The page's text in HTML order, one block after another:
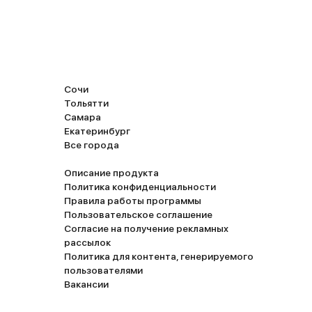
Сочи
Тольятти
Самара
Екатеринбург
Все города
Описание продукта
Политика конфиденциальности
Правила работы программы
Пользовательское соглашение
Согласие на получение рекламных
рассылок
Политика для контента, генерируемого
пользователями
Вакансии